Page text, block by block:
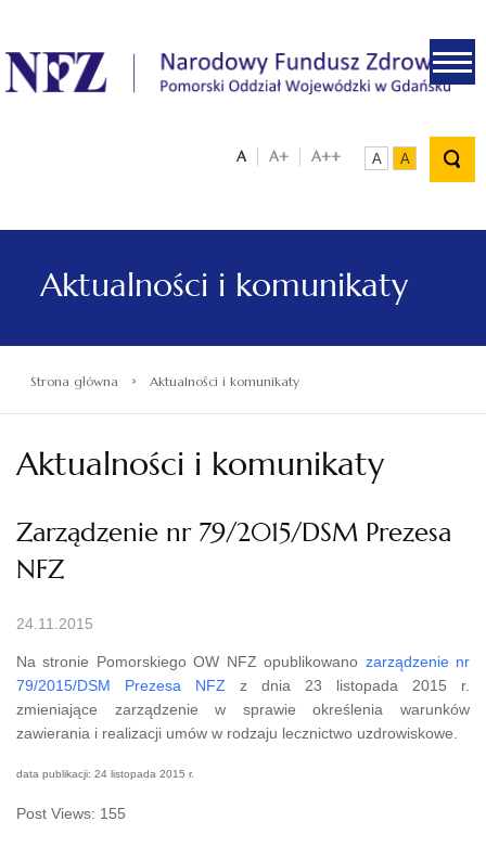
.
A A+ A++ A A
Aktualności i komunikaty
Strona główna › Aktualności i komunikaty
Aktualności i komunikaty
Zarządzenie nr 79/2015/DSM Prezesa
NFZ
24.11.2015
Na stronie Pomorskiego OW NFZ opublikowano zarządzenie nr
79/2015/DSM Prezesa NFZ z dnia 23 listopada 2015 r.
zmieniające zarządzenie w sprawie określenia warunków
zawierania i realizacji umów w rodzaju lecznictwo uzdrowiskowe.
data publikacji: 24 listopada 2015 r.
Post Views: 155